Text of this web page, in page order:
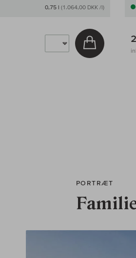
0,75 l (1.064,00 DKK /l)
Læg i kurv
PORTRÆT